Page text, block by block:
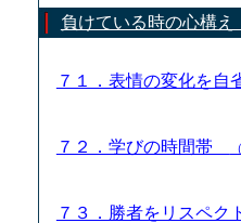
負けている時の心構え
７１．表情の変化を
７２．学びの時間帯
７３．勝者をリスペ